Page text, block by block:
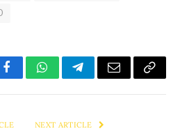
FacebookWhatsAppTelegramEmail Copy
NEXT ARTICLE